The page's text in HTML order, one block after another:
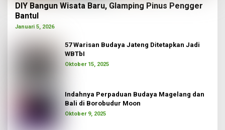
DIY Bangun Wisata Baru, Glamping Pinus Pengger
Bantul
Januari 5, 2026
57 Warisan Budaya Jateng Ditetapkan Jadi
WBTbI
Oktober 15, 2025
Indahnya Perpaduan Budaya Magelang dan
Bali di Borobudur Moon
Oktober 9, 2025